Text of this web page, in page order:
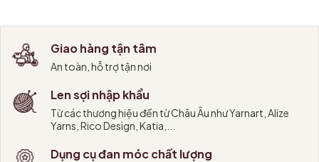
Giao hàng tận tâm
An toàn, hỗ trợ tận nơi
Len sợi nhập khẩu
Từ các thương hiệu đến từ Châu Âu như Yarnart, Alize
Yarns, Rico Design, Katia,...
Dụng cụ đan móc chất lượng